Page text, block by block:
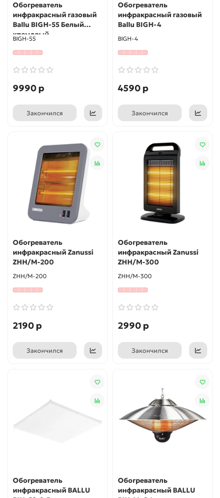
Обогреватель
инфракрасный газовый
Ballu BIGH-55 Белый
кремовый
BIGH-55
9990 р
Закончился
Обогреватель
инфракрасный газовый
Ballu BIGH-4
BIGH-4
4590 р
Закончился
Обогреватель
инфракрасный Zanussi
ZHH/M-200
ZHH/M-200
2190 р
Закончился
Обогреватель
инфракрасный Zanussi
ZHH/M-300
ZHH/M-300
2990 р
Закончился
Обогреватель
инфракрасный BALLU
Обогреватель
инфракрасный BALLU